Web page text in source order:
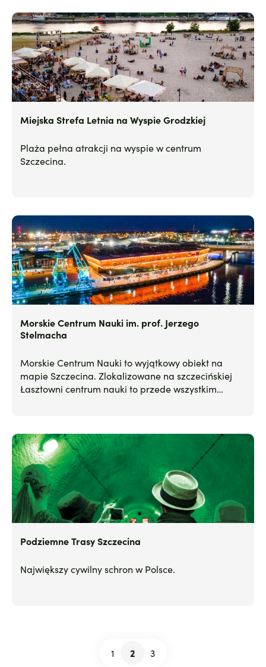
Miejska Strefa Letnia na Wyspie Grodzkiej
Plaża pełna atrakcji na wyspie w centrum
Szczecina.
Morskie Centrum Nauki im. prof. Jerzego
Stelmacha
Morskie Centrum Nauki to wyjątkowy obiekt na
mapie Szczecina. Zlokalizowane na szczecińskiej
Łasztowni centrum nauki to przede wszystkim
Podziemne Trasy Szczecina
Największy cywilny schron w Polsce.
Stronicowanie
Strona
1
Bieżąca
2 Strona
3